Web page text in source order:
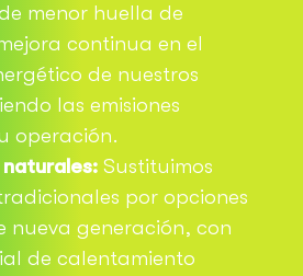
menor huella de
continua en el
de nuestros
las emisiones
operación.
Sustituimos
por opciones
nueva generación, con
de calentamiento